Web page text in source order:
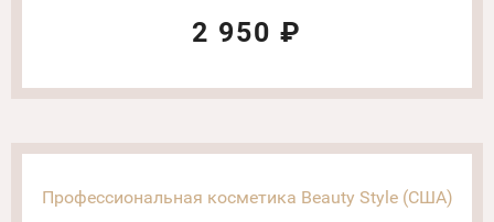
2 950 ₽
Профессиональная косметика Beauty Style (США)